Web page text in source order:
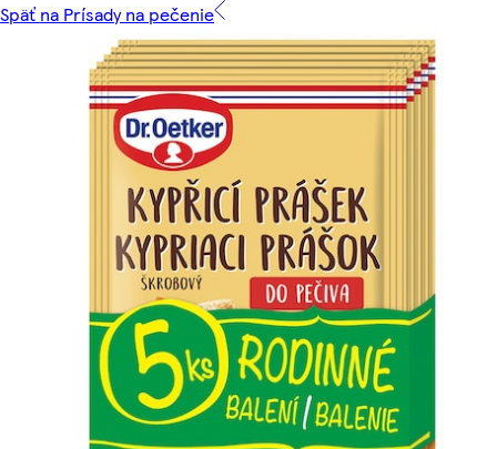
Späť na Prísady na pečenie